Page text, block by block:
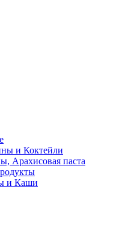
и Коктейли
Арахисовая паста
и Каши